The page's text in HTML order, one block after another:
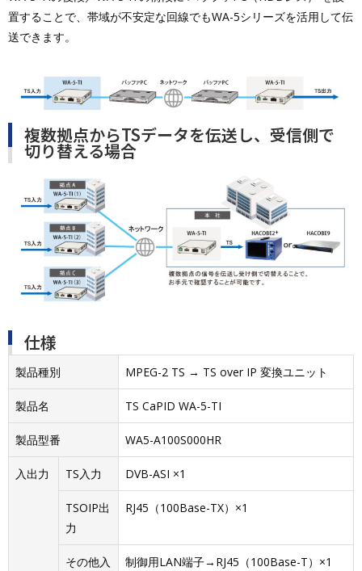
置することで、帯域が不安定な回線でもWA-5シリーズを活用して伝
送できます。
複数拠点からTSデータを伝送し、受信側で
切り替える場合
仕様
製品種別 MPEG-2 TS → TS over IP 変換ユニット
製品名 TS CaPID WA-5-TI
製品型番 WA5-A100S000HR
入出力 TS入力 DVB-ASI ×1
TSOIP出
力
RJ45（100Base-TX）×1
その他入
制御用LAN端子→RJ45（100Base-T）×1